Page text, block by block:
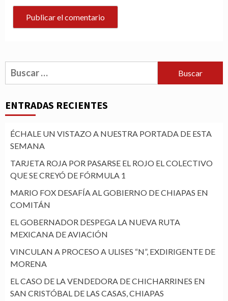
Buscar:
ENTRADAS RECIENTES
ÉCHALE UN VISTAZO A NUESTRA PORTADA DE ESTA
SEMANA
TARJETA ROJA POR PASARSE EL ROJO EL COLECTIVO
QUE SE CREYÓ DE FÓRMULA 1
MARIO FOX DESAFÍA AL GOBIERNO DE CHIAPAS EN
COMITÁN
EL GOBERNADOR DESPEGA LA NUEVA RUTA
MEXICANA DE AVIACIÓN
VINCULAN A PROCESO A ULISES “N”, EXDIRIGENTE DE
MORENA
EL CASO DE LA VENDEDORA DE CHICHARRINES EN
SAN CRISTÓBAL DE LAS CASAS, CHIAPAS